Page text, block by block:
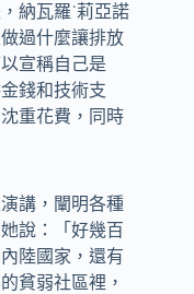
納瓦羅˙莉亞諾
過什麼讓排放
宣稱自己是
錢和技術支
重花費，同時
講，闡明各種
說：「好幾百
陸國家，還有
貧弱社區裡，